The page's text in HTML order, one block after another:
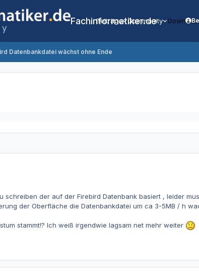
Fachinformatiker.de
Beiträge Community
Datenbankdatei wächst ohne Ende
der auf der Firebird Datenbank basiert , leider
der Oberfläche die Datenbankdatei um ca 3-5MB / h
stammt!? Ich weiß irgendwie lagsam net mehr weiter